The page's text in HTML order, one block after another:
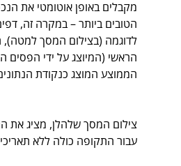
מקבלים באופן אוטומטי את
הטובים ביותר – במקרה זה,
לדוגמה (בצילום המסך למטה),
הראשי (המיוצג על ידי הפסים
הממוצע המוצג כנקודת
צילום המסך שלהלן, מציג את
עבור התקופה כולה ללא